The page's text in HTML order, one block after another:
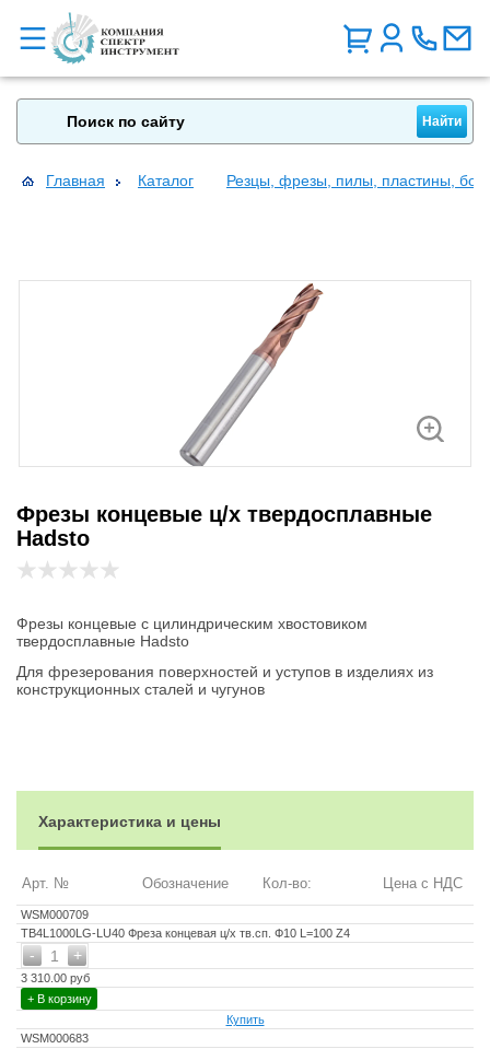
Главная Каталог Резцы, фрезы, пилы, пластины,
Фрезы концевые ц/х твердосплавные
Hadsto
Фрезы концевые с цилиндрическим хвостовиком
твердосплавные Hadsto
Для фрезерования поверхностей и уступов в изделиях из
конструкционных сталей и чугунов
Характеристика и цены
Арт. № Обозначение Кол-во: Цена с НДС
WSM000709
TB4L1000LG-LU40 Фреза концевая ц/х тв.сп. Ф10 L=100 Z4
+
- 1
3 310.00 руб
+ В корзину
Купить
WSM000683